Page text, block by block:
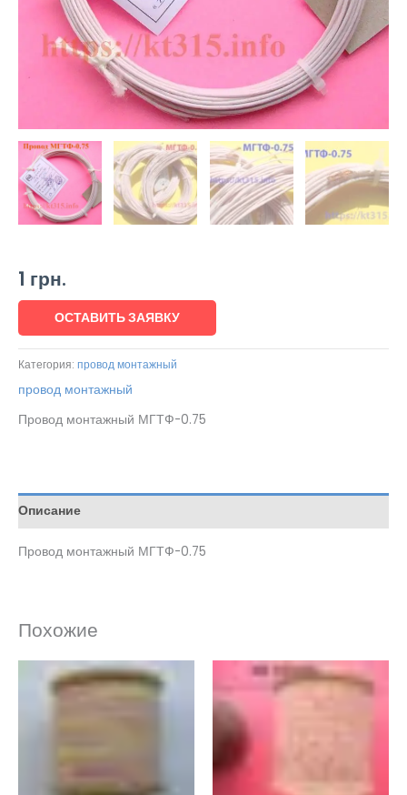
1 грн.
ОСТАВИТЬ ЗАЯВКУ
Категория: провод монтажный
провод монтажный
Провод монтажный МГТФ-0.75
Описание
Провод монтажный МГТФ-0.75
Похожие